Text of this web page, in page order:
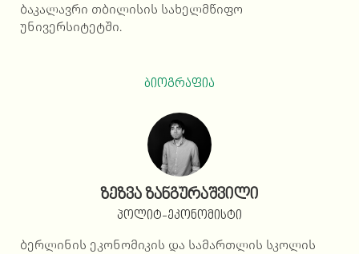
ბაკალავრი თბილისის სახელმწიფო
უნივერსიტეტში.
ბიოგრაფია
ზეზვა ზანგურაშვილი
პოლიტ-ეკონომისტი
ბერლინის ეკონომიკის და სამართლის სკოლის